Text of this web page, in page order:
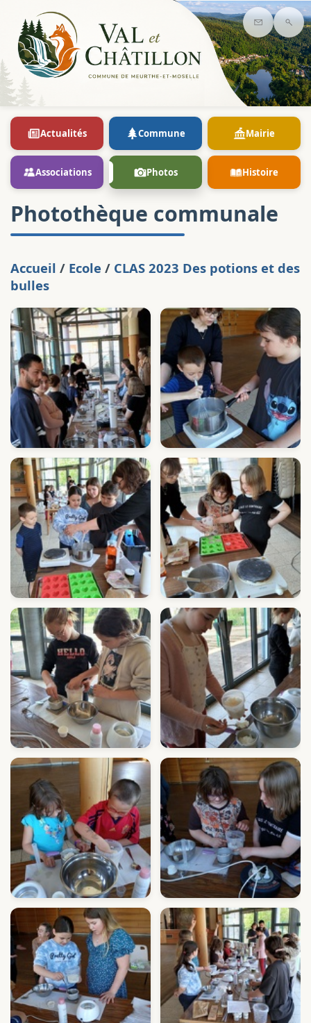
Contact
Actualités Commune Mairie
Associations Photos Histoire
Photothèque communale
Accueil / Ecole / CLAS 2023 Des potions et des
bulles